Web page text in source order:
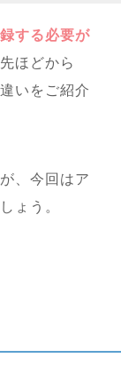
する必要が
ほどから
いをご紹介
、今回はア
ょう。